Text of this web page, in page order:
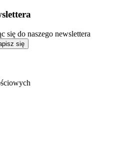
się do naszego newslettera
się